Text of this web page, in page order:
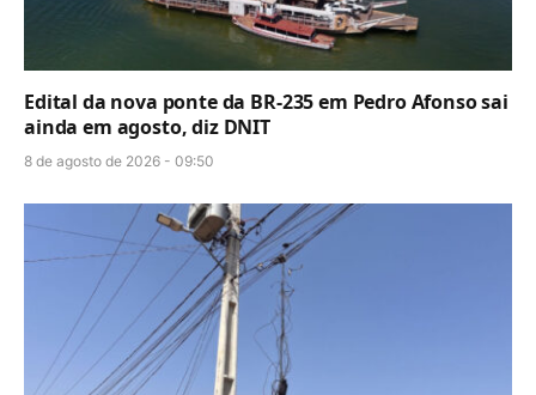
Edital da nova ponte da BR-235 em Pedro Afonso sai
ainda em agosto, diz DNIT
8 de agosto de 2026 - 09:50